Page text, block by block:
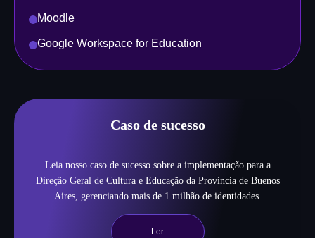
Moodle
Google Workspace for Education
Caso de sucesso
Leia nosso caso de sucesso sobre a implementação para a
Direção Geral de Cultura e Educação da Província de Buenos
Aires, gerenciando mais de 1 milhão de identidades.
Ler